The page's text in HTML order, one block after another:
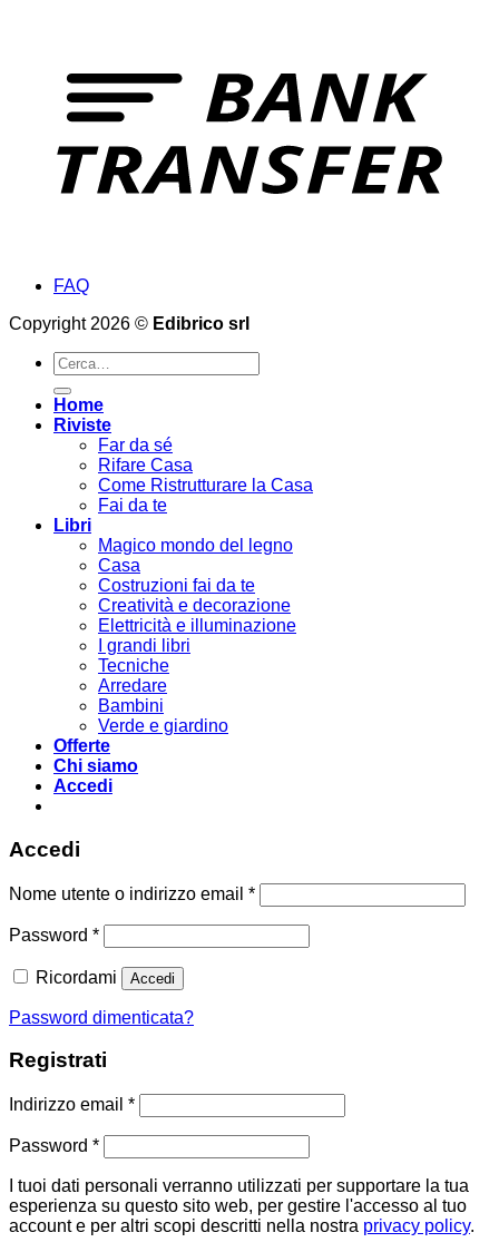
FAQ
Copyright 2026 © Edibrico srl
Cerca:
Home
Riviste
Far da sé
Rifare Casa
Come Ristrutturare la Casa
Fai da te
Libri
Magico mondo del legno
Casa
Costruzioni fai da te
Creatività e decorazione
Elettricità e illuminazione
I grandi libri
Tecniche
Arredare
Bambini
Verde e giardino
Offerte
Chi siamo
Accedi
Accedi
Nome utente o indirizzo email *Richiesto
Password *Richiesto
Ricordami Accedi
Password dimenticata?
Registrati
Indirizzo email *Richiesto
Password *Richiesto
I tuoi dati personali verranno utilizzati per supportare la tua
esperienza su questo sito web, per gestire l'accesso al tuo
account e per altri scopi descritti nella nostra privacy policy.